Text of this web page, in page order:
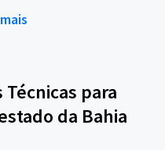
para
da Bahia